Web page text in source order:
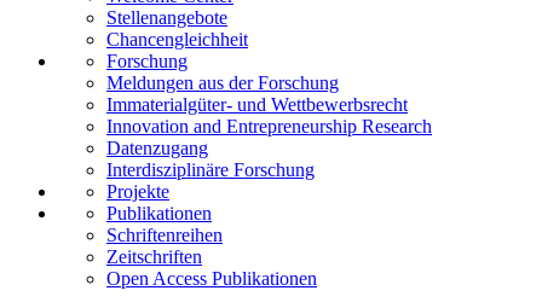
Stellenangebote
Chancengleichheit
Forschung
Meldungen aus der Forschung
Immaterialgüter- und Wettbewerbsrecht
Innovation and Entrepreneurship Research
Datenzugang
Interdisziplinäre Forschung
Projekte
Publikationen
Schriftenreihen
Zeitschriften
Open Access Publikationen